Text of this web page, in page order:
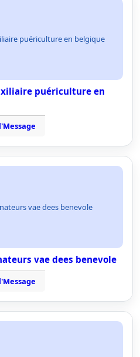
puériculture en belgique
puériculture en
vae dees benevole
vae dees benevole